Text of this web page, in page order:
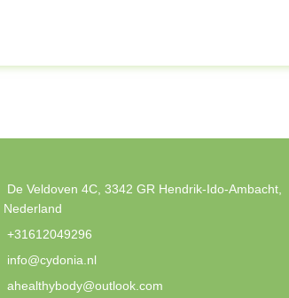
De Veldoven 4C, 3342 GR Hendrik-Ido-Ambacht,
Nederland
+31612049296
info@cydonia.nl
ahealthybody@outlook.com